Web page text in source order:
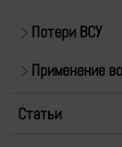
Потери ВСУ
Применение
Статьи